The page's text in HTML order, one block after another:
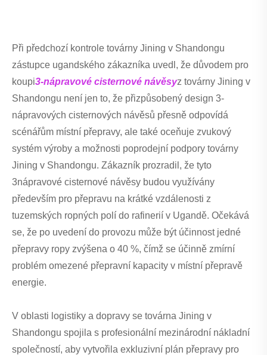
Při předchozí kontrole továrny Jining v Shandongu
zástupce ugandského zákazníka uvedl, že důvodem pro
koupi3-nápravové cisternové návěsyz továrny Jining v
Shandongu není jen to, že přizpůsobený design 3-
nápravových cisternových návěsů přesně odpovídá
scénářům místní přepravy, ale také oceňuje zvukový
systém výroby a možnosti poprodejní podpory továrny
Jining v Shandongu. Zákazník prozradil, že tyto
3nápravové cisternové návěsy budou využívány
především pro přepravu na krátké vzdálenosti z
tuzemských ropných polí do rafinerií v Ugandě. Očekává
se, že po uvedení do provozu může být účinnost jedné
přepravy ropy zvýšena o 40 %, čímž se účinně zmírní
problém omezené přepravní kapacity v místní přepravě
energie.
V oblasti logistiky a dopravy se továrna Jining v
Shandongu spojila s profesionální mezinárodní nákladní
společností, aby vytvořila exkluzivní plán přepravy pro